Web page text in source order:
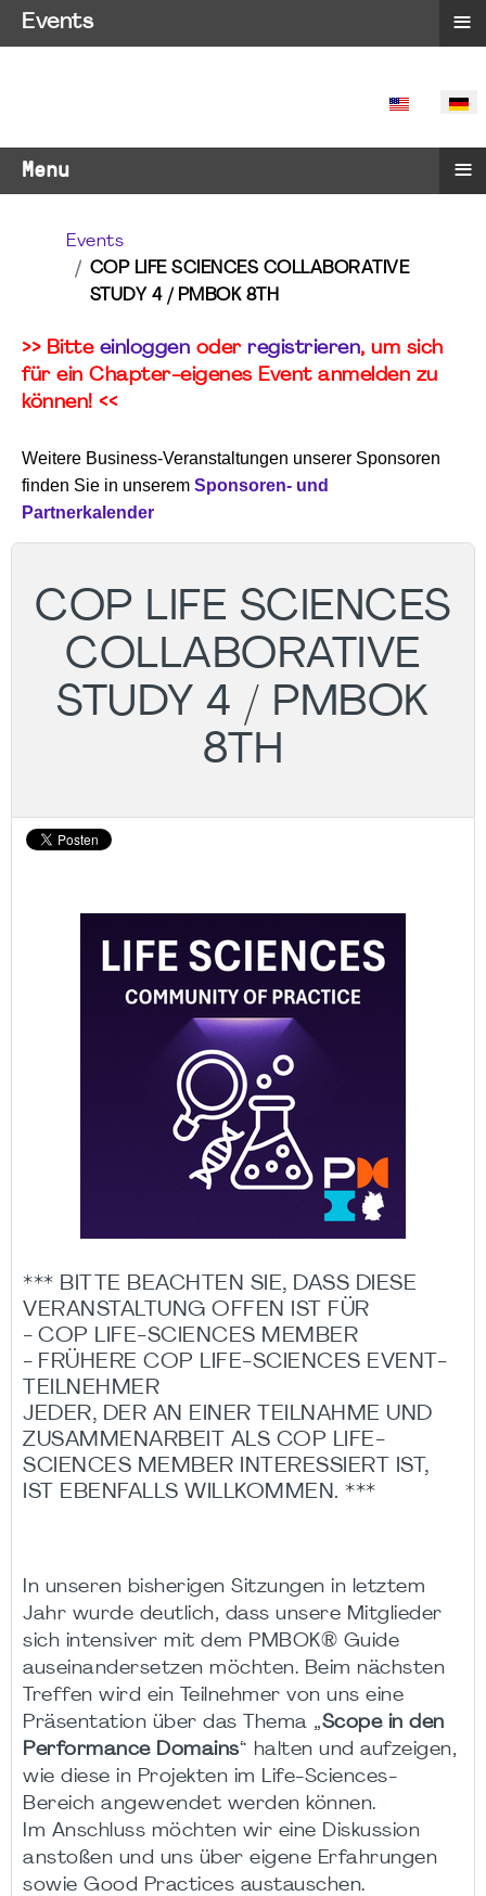
SPRACHE
Menu ≡
Events
COP LIFE SCIENCES COLLABORATIVE
STUDY 4 / PMBOK 8TH
>> Bitte einloggen oder registrieren, um sich
für ein Chapter-eigenes Event anmelden zu
können! <<
Weitere Business-Veranstaltungen unserer Sponsoren
finden Sie in unserem Sponsoren- und
Partnerkalender
COP LIFE SCIENCES
COLLABORATIVE
STUDY 4 / PMBOK
8TH
*** BITTE BEACHTEN SIE, DASS DIESE
VERANSTALTUNG OFFEN IST FÜR
- COP LIFE-SCIENCES MEMBER
- FRÜHERE COP LIFE-SCIENCES EVENT-
TEILNEHMER
JEDER, DER AN EINER TEILNAHME UND
ZUSAMMENARBEIT ALS COP LIFE-
SCIENCES MEMBER INTERESSIERT IST,
IST EBENFALLS WILLKOMMEN. ***
In unseren bisherigen Sitzungen in letztem
Jahr wurde deutlich, dass unsere Mitglieder
sich intensiver mit dem PMBOK® Guide
auseinandersetzen möchten. Beim nächsten
Treffen wird ein Teilnehmer von uns eine
Präsentation über das Thema „Scope in den
Performance Domains“ halten und aufzeigen,
wie diese in Projekten im Life-Sciences-
Bereich angewendet werden können.
Im Anschluss möchten wir eine Diskussion
anstoßen und uns über eigene Erfahrungen
sowie Good Practices austauschen.
Events ≡